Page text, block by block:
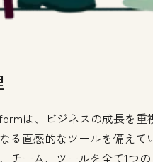
は、ビジネスの成長を
る直感的なツールを備え
ーム、ツールを全て1つ